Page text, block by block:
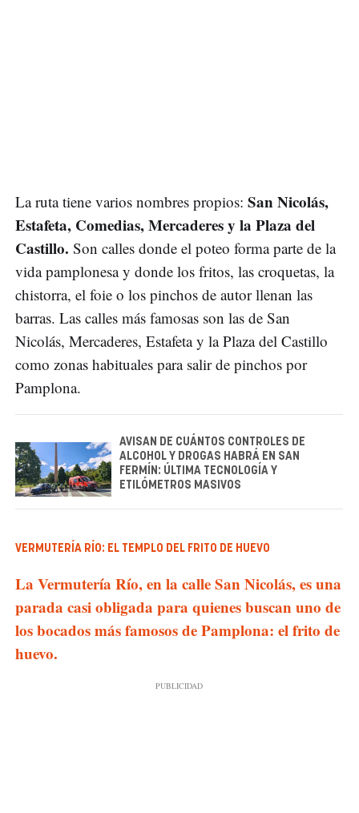
La ruta tiene varios nombres propios: San Nicolás,
Estafeta, Comedias, Mercaderes y la Plaza del
Castillo. Son calles donde el poteo forma parte de la
vida pamplonesa y donde los fritos, las croquetas, la
chistorra, el foie o los pinchos de autor llenan las
barras. Las calles más famosas son las de San
Nicolás, Mercaderes, Estafeta y la Plaza del Castillo
como zonas habituales para salir de pinchos por
Pamplona.
AVISAN DE CUÁNTOS CONTROLES DE
ALCOHOL Y DROGAS HABRÁ EN SAN
FERMÍN: ÚLTIMA TECNOLOGÍA Y
ETILÓMETROS MASIVOS
VERMUTERÍA RÍO: EL TEMPLO DEL FRITO DE HUEVO
La Vermutería Río, en la calle San Nicolás, es una
parada casi obligada para quienes buscan uno de
los bocados más famosos de Pamplona: el frito de
huevo.